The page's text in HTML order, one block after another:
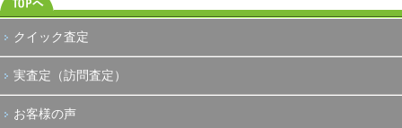
クイック査定
実査定（訪問査定）
お客様の声